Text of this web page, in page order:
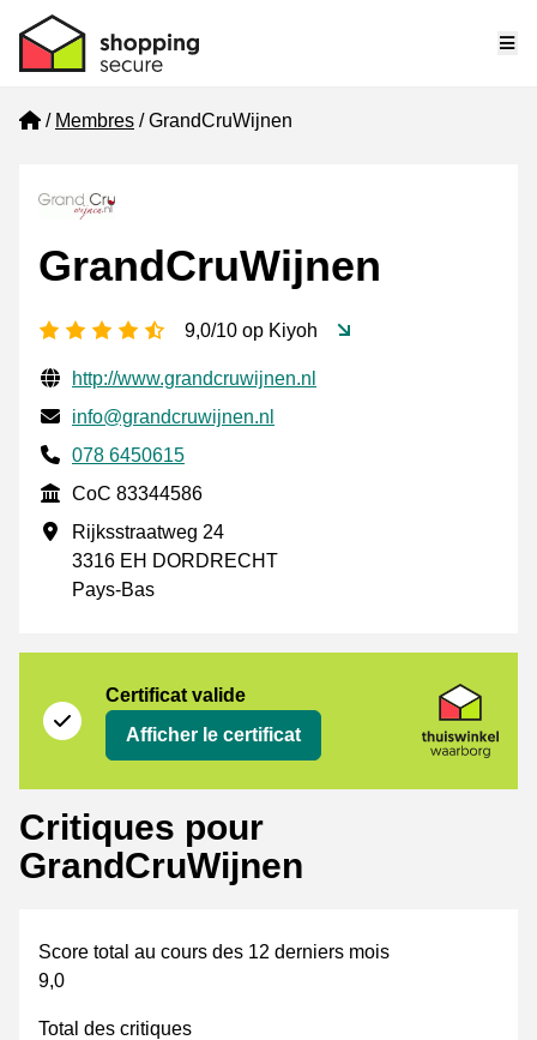
Home
Membres GrandCruWijnen
GrandCruWijnen
[_General:NumberOfStarsPluralFormat]
9,0/10 op Kiyoh
Informations de contact vérifiées
Website URL
http://www.grandcruwijnen.nl
E-mail
info@grandcruwijnen.nl
Phone number
078 6450615
CoC
CoC 83344586
Adresse professionnelle
Rijksstraatweg 24
3316 EH DORDRECHT
Pays-Bas
Certificat valide
Afficher le certificat
Critiques pour
GrandCruWijnen
Score total au cours des 12 derniers mois
9,0
Total des critiques